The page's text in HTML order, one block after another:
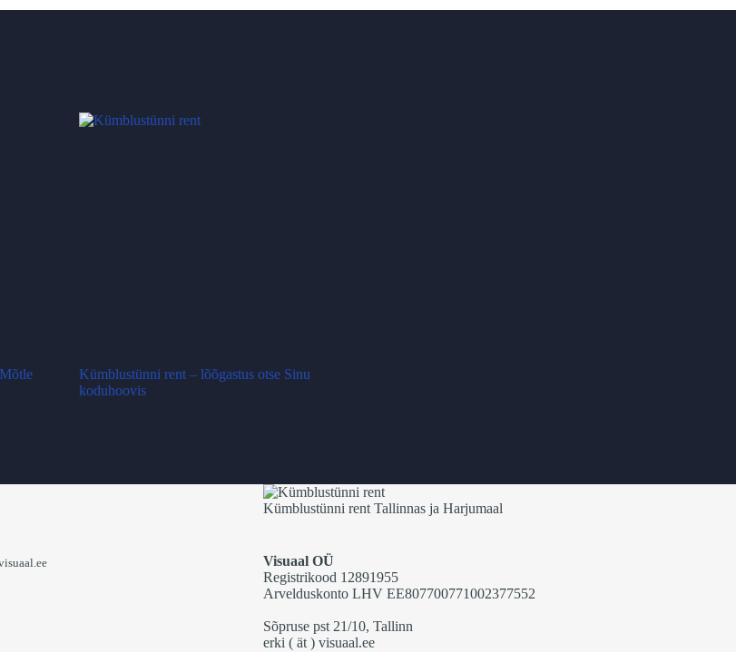
Kümblustünni rent – lõõgastus otse Sinu
koduhoovis
Kümblustünni rent Tallinnas ja Harjumaal
Visuaal OÜ
Registrikood 12891955
Arvelduskonto LHV EE807700771002377552
Sõpruse pst 21/10, Tallinn
erki ( ät ) visuaal.ee